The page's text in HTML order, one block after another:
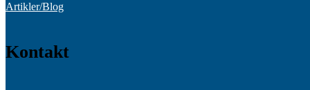
Artikler/Blog
Kontakt